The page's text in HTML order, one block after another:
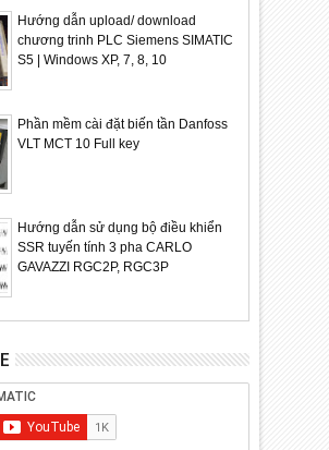
Hướng dẫn upload/ download
chương trinh PLC Siemens SIMATIC
S5 | Windows XP, 7, 8, 10
Phần mềm cài đặt biến tần Danfoss
VLT MCT 10 Full key
Hướng dẫn sử dụng bộ điều khiển
SSR tuyến tính 3 pha CARLO
GAVAZZI RGC2P, RGC3P